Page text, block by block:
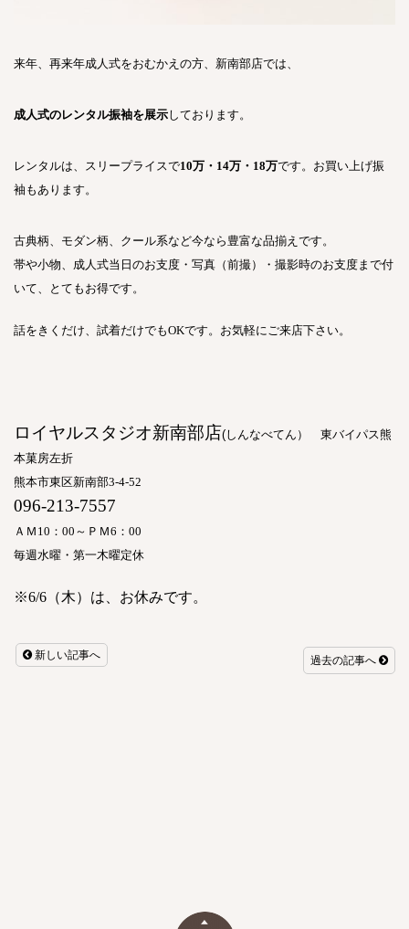
来年、再来年成人式をおむかえの方、新南部店では、
成人式のレンタル振袖を展示しております。
レンタルは、 スリープライスで10万・ 14万・ 18万です。お買い上げ振
袖もあります。
古典柄、モダン柄、クール系など今なら豊富な品揃えです。
帯や小物、成人式当日のお支度・写真（前撮）・撮影時のお支度まで付
いて、とてもお得です。
話をきくだけ、試着だけでもOKです。お気軽にご来店下さい。
ロイヤルスタジオ新南部店(しんなべてん） 東バイパス熊
本菓房左折
熊本市東区新南部3-4-52
096-213-7557
ＡＭ 10 ： 00 ～ＰＭ6 ： 00
毎週水曜・第一木曜定休
※6/6 （木）は、お休みです。
新しい記事へ 過去の記事へ